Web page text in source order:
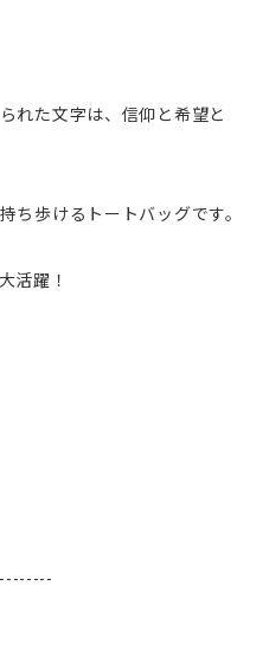
れた文字は、信仰と希望と
ち歩けるトートバッグです。
活躍！